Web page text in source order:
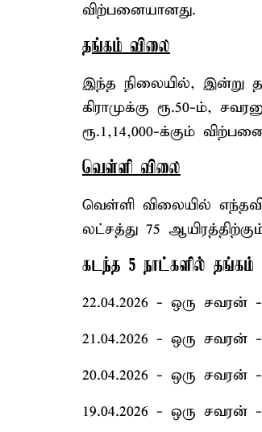
விற்பனையானது.
தங்கம் விலை
இந்த நிலையில், இன்று
கிராமுக்கு ரூ.50-ம்,
ரூ.1,14,000-க்கும்
வெள்ளி விலை
வெள்ளி விலையில்
லட்சத்து 75
கடந்த 5 நாட்களில் தங்கம்
22.04.2026 - ஒரு சவரன்
21.04.2026 - ஒரு சவரன் -
20.04.2026 - ஒரு சவரன் -
19.04.2026 - ஒரு சவரன் -